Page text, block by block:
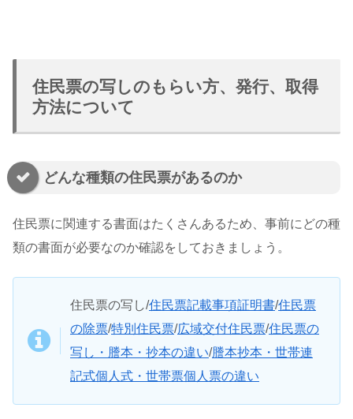
住民票の写しのもらい方、発行、取得
方法について
どんな種類の住民票があるのか
住民票に関連する書面はたくさんあるため、事前にどの種
類の書面が必要なのか確認をしておきましょう。
住民票の写し/住民票記載事項証明書/住民票
の除票/特別住民票/広域交付住民票/住民票の
写し・謄本・抄本の違い/謄本抄本・世帯連
記式個人式・世帯票個人票の違い